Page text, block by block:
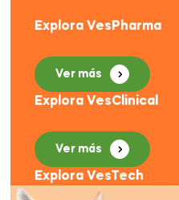
Explora VesPharma
Ver más
Explora VesClinical
Ver más
Explora VesTech